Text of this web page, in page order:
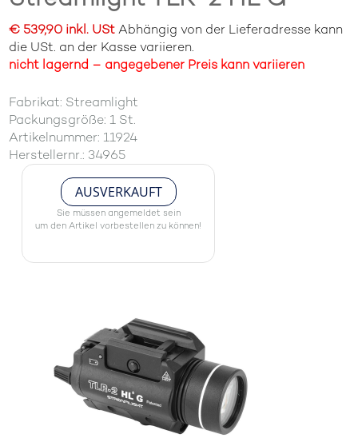
€ 539,90 inkl. UStAbhängig von der Lieferadresse kann
die USt. an der Kasse variieren.
nicht lagernd – angegebener Preis kann variieren
Fabrikat: Streamlight
Packungsgröße: 1 St.
Artikelnummer: 11924
Herstellernr.: 34965
AUSVERKAUFT
Sie müssen angemeldet sein
um den Artikel vorbestellen zu können!